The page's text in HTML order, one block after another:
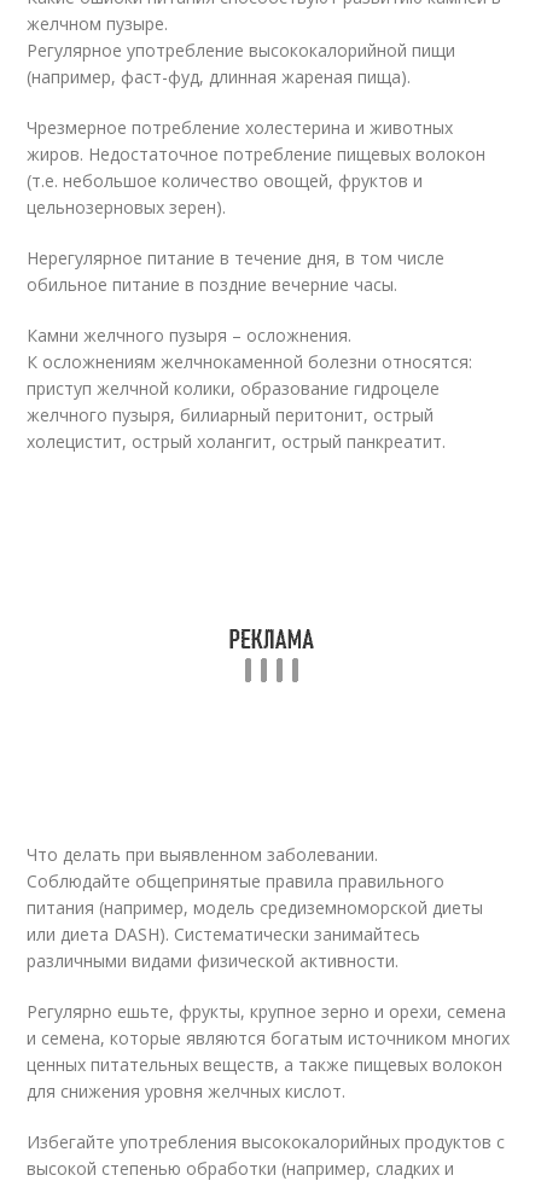
желчном пузыре.
Регулярное употребление высококалорийной пищи
(например, фаст-фуд, длинная жареная пища).
Чрезмерное потребление холестерина и животных
жиров. Недостаточное потребление пищевых волокон
(т.е. небольшое количество овощей, фруктов и
цельнозерновых зерен).
Нерегулярное питание в течение дня, в том числе
обильное питание в поздние вечерние часы.
Камни желчного пузыря – осложнения.
К осложнениям желчнокаменной болезни относятся:
приступ желчной колики, образование гидроцеле
желчного пузыря, билиарный перитонит, острый
холецистит, острый холангит, острый панкреатит.
Что делать при выявленном заболевании.
Соблюдайте общепринятые правила правильного
питания (например, модель средиземноморской диеты
или диета DASH). Систематически занимайтесь
различными видами физической активности.
Регулярно ешьте, фрукты, крупное зерно и орехи, семена
и семена, которые являются богатым источником многих
ценных питательных веществ, а также пищевых волокон
для снижения уровня желчных кислот.
Избегайте употребления высококалорийных продуктов с
высокой степенью обработки (например, сладких и